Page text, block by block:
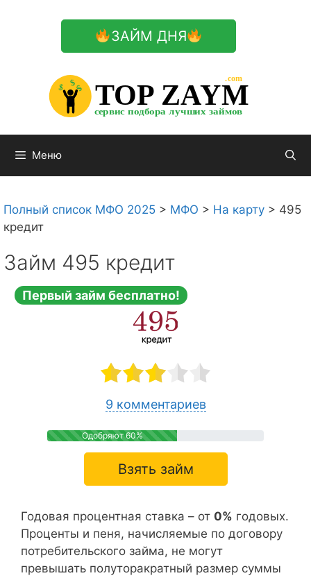
ЗАЙМ ДНЯ
TOP ZAYM
сервис подбора лучших займов
.com
$
$
$
Меню
Полный список МФО 2025 > МФО > На карту > 495
кредит
Займ 495 кредит
Первый займ бесплатно!
9 комментариев
Одобряют 60%
Взять займ
Годовая процентная ставка – от 0% годовых.
Проценты и пеня, начисляемые по договору
потребительского займа, не могут
превышать полуторакратный размер суммы